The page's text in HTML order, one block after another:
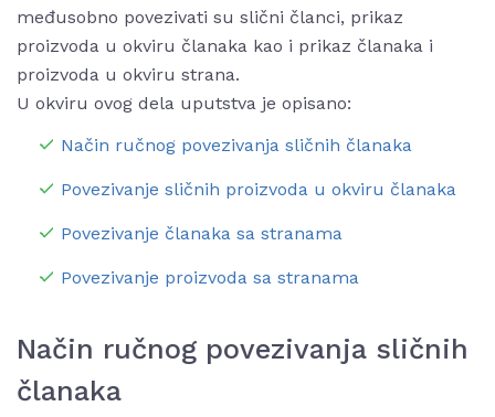
međusobno povezivati su slični članci, prikaz
proizvoda u okviru članaka kao i prikaz članaka i
proizvoda u okviru strana.
U okviru ovog dela uputstva je opisano:
Način ručnog povezivanja sličnih članaka
Povezivanje sličnih proizvoda u okviru članaka
Povezivanje članaka sa stranama
Povezivanje proizvoda sa stranama
Način ručnog povezivanja sličnih
članaka